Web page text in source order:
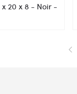
20 x 8 - Noir -